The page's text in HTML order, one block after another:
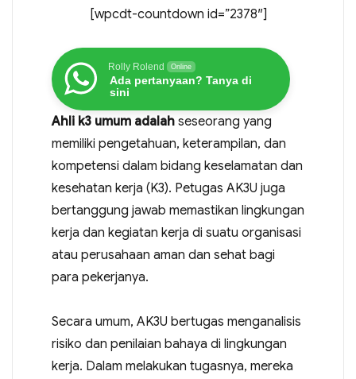
[wpcdt-countdown id=”2378″]
Rolly Rolend Online
Ada pertanyaan? Tanya di
sini
Ahli k3 umum adalahseseorang yang
memiliki pengetahuan, keterampilan, dan
kompetensi dalam bidang keselamatan dan
kesehatan kerja (K3). Petugas AK3U juga
bertanggung jawab memastikan lingkungan
kerja dan kegiatan kerja di suatu organisasi
atau perusahaan aman dan sehat bagi
para pekerjanya.
Secara umum, AK3U bertugas menganalisis
risiko dan penilaian bahaya di lingkungan
kerja. Dalam melakukan tugasnya, mereka